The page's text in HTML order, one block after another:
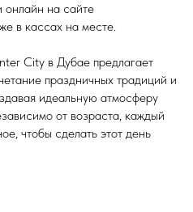
онлайн на сайте
в кассах на месте.
City в Дубае предлагает
праздничных традиций и
идеальную атмосферу
от возраста, каждый
чтобы сделать этот день